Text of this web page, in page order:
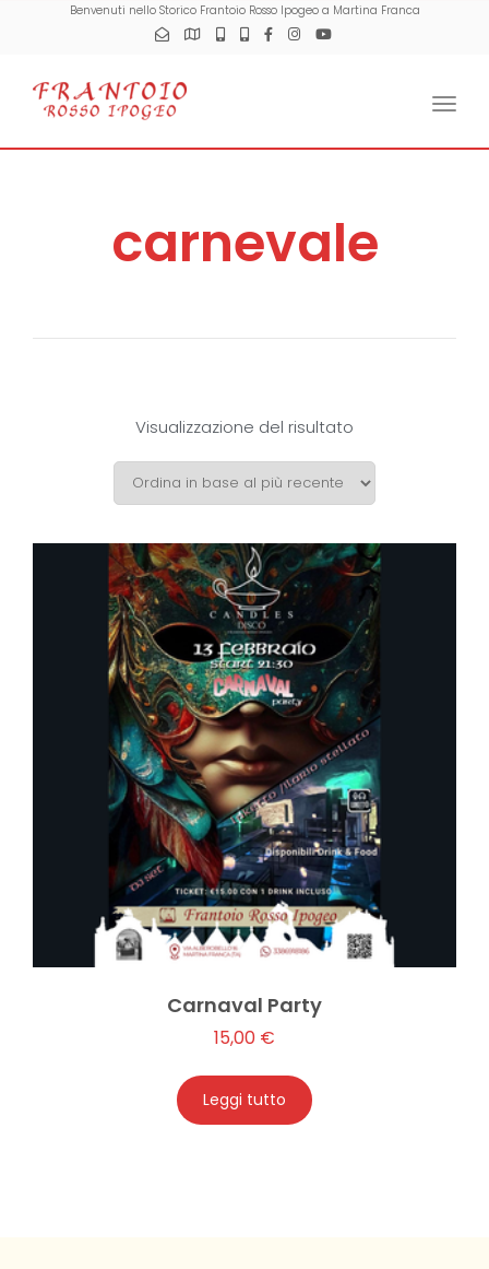
Benvenuti nello Storico Frantoio Rosso Ipogeo a Martina Franca
carnevale
Visualizzazione del risultato
Carnaval Party
15,00 €
Leggi tutto